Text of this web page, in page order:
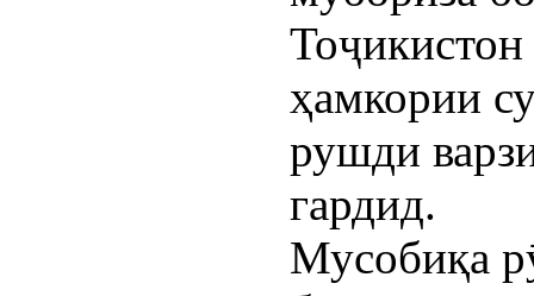
ҳамкории
рушди
гардид.
Мусобиқа